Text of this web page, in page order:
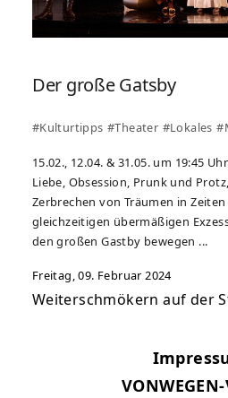
Der große Gatsby
#Kulturtipps #Theater #Lokales
15.02., 12.04. & 31.05. um 19:45
Liebe, Obsession, Prunk und
Zerbrechen von Träumen in
gleichzeitigen übermäßigen
den großen Gastby bewegen ...
Freitag, 09. Februar 2024
Weiterschmökern auf der